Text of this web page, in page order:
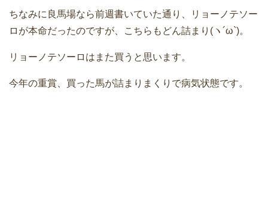
ちなみに良馬場なら前週書いていた通り、リョーノテソー
ロが本命だったのですが、こちらもどん詰まり(ヽ´ω`)。
リョーノテソーロはまた買うと思います。
今年の重賞、買った馬が詰まりまくりで病気状態です。